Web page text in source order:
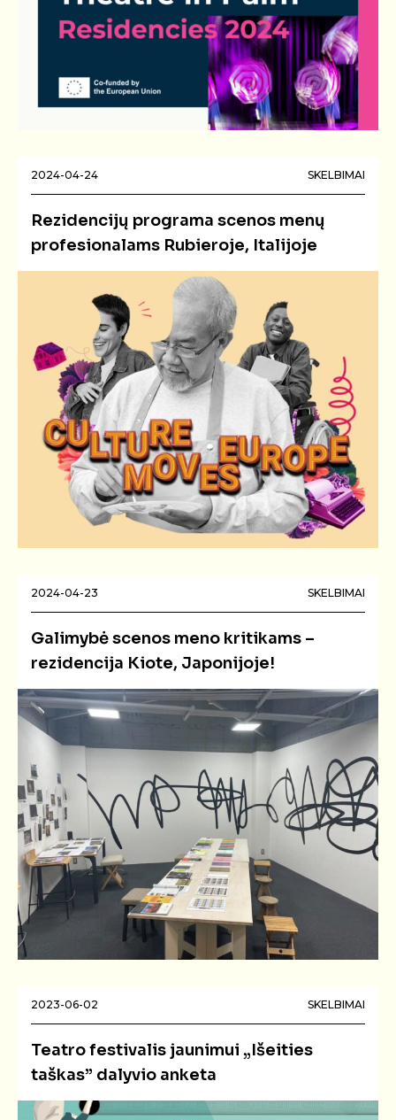
2024-04-24 SKELBIMAI
Rezidencijų programa scenos menų
profesionalams Rubieroje, Italijoje
2024-04-23 SKELBIMAI
Galimybė scenos meno kritikams –
rezidencija Kiote, Japonijoje!
2023-06-02 SKELBIMAI
Teatro festivalis jaunimui „Išeities
taškas” dalyvio anketa